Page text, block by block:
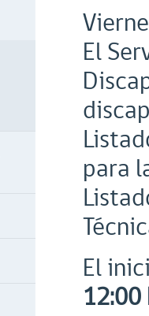
El
para
El
12:00